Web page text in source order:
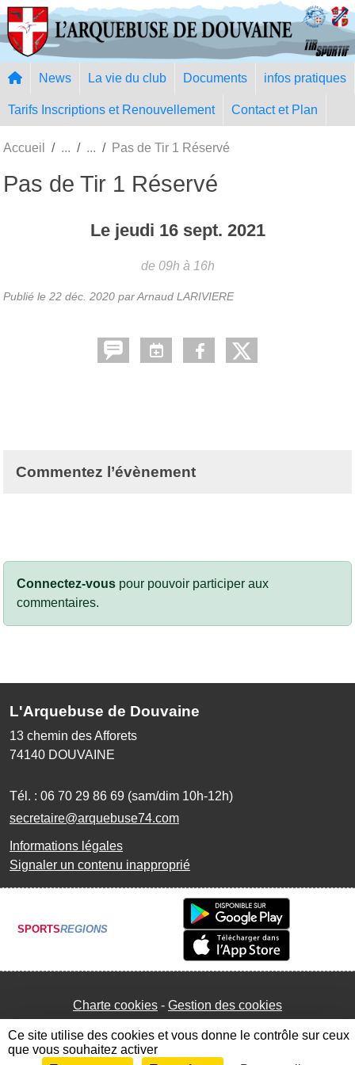
News La vie du club Documents infos pratiques
Tarifs Inscriptions et Renouvellement Contact et Plan
Accueil Pas de Tir 1 Réservé
Pas de Tir 1 Réservé
Le jeudi 16 sept. 2021
de 09h à 16h
Publié le 22 déc. 2020 par Arnaud LARIVIERE
Commentez l’évènement
Connectez-vous pour pouvoir participer aux
commentaires.
L'Arquebuse de Douvaine
13 chemin des Afforets
74140 DOUVAINE
Tél. : 06 70 29 86 69 (sam/dim 10h-12h)
secretaire@arquebuse74.com
Informations légales
Signaler un contenu inapproprié
SPORTSREGIONS
Charte cookies Gestion des cookies
Panneau de gestion des cookies
Ce site utilise des cookies et vous donne le contrôle sur ceux
que vous souhaitez activer